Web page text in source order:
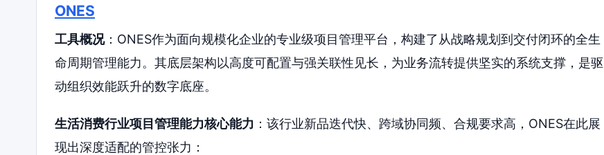
ONES
工具概况：ONES作为面向规模化企业的专业级项目管理平台，构建了从战略规划到交付闭环的全生
命周期管理能力。其底层架构以高度可配置与强关联性见长，为业务流转提供坚实的系统支撑，是驱
动组织效能跃升的数字底座。
生活消费行业项目管理能力核心能力 ：该行业新品迭代快、跨域协同频、合规要求高，ONES在此展
现出深度适配的管控张力：